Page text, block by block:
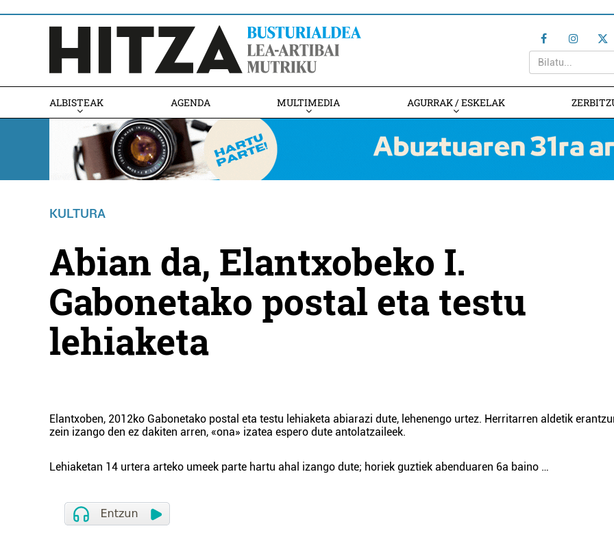
ALBISTEAK AGENDA MULTIMEDIA AGURRAK / ESKELAK
KULTURA
Abian da, Elantxobeko I.
Gabonetako postal eta testu
lehiaketa
Elantxoben, 2012ko Gabonetako postal eta testu lehiaketa abiarazi dute, lehenengo urtez. Herritarren aldetik
zein izango den ez dakiten arren, «ona» izatea espero dute antolatzaileek.
Lehiaketan 14 urtera arteko umeek parte hartu ahal izango dute; horiek guztiek abenduaren 6a baino …